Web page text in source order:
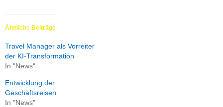
Ähnliche Beiträge
Travel Manager als Vorreiter
der KI-Transformation
In "News"
Entwicklung der
Geschäftsreisen
In "News"